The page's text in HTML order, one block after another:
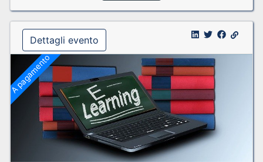
Dettagli evento
A pagamento